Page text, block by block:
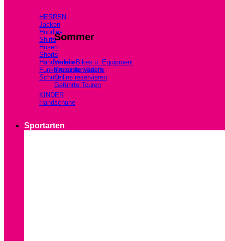
Sommer
Verleih Bikes u. Equipment
Preisliste Verleih
Online reservieren
Geführte Touren
HERREN
Jacken
Hoodies
Shirts
Hosen
Shorts
Handschuhe
Funktionsunterwäsche
Schuhe
KINDER
Handschuhe
Sportarten